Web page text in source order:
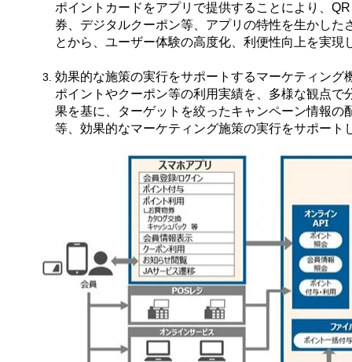
ポイントカードをアプリで提供することにより、
券、デジタルクーポン等、アプリの特性を生かした
とから、ユーザー体験の高度化、利便性向上を実現
効果的な施策の実行をサポートするマーケティング
ポイントやクーポン等の利用実績を、多様な観点で
果を基に、ターゲットを絞ったキャンペーン情報の
等、効果的なマーケティング施策の実行をサポート